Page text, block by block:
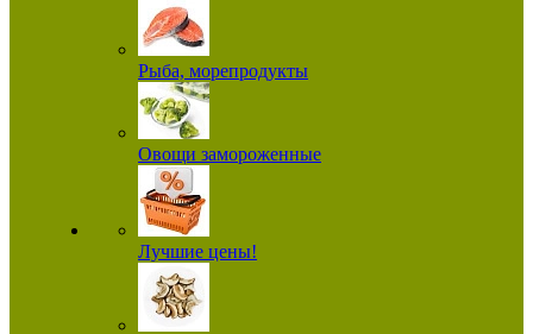
Рыба, морепродукты
Овощи замороженные
Лучшие цены!